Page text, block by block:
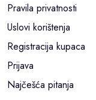
Pravila privatnosti
Uslovi korištenja
Registracija kupaca
Prijava
Najčešća pitanja